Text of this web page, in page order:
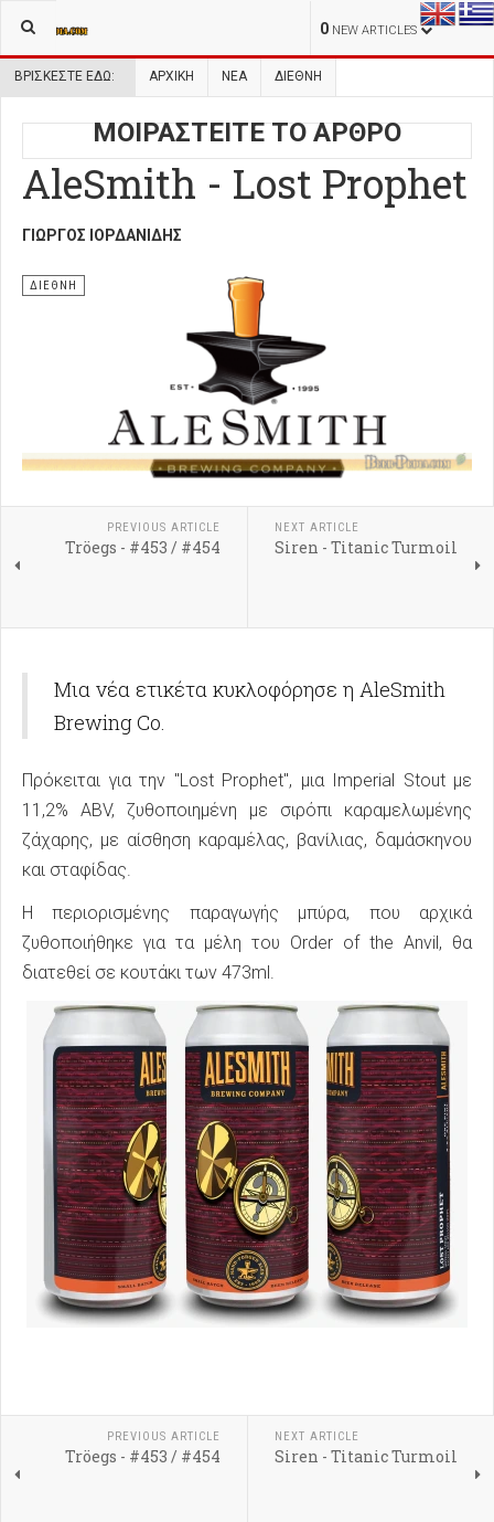
0 NEW ARTICLES
ΒΡΊΣΚΕΣΤΕ ΕΔΏ: ΑΡΧΙΚΉ ΝΕΑ ΔΙΕΘΝΗ
ΜΟΙΡΑΣΤΕΙΤΕ ΤΟ ΑΡΘΡΟ
AleSmith - Lost Prophet
ΓΙΏΡΓΟΣ ΙΟΡΔΑΝΊΔΗΣ
ΔΙΕΘΝΗ
PREVIOUS ARTICLE
Tröegs - #453 / #454
NEXT ARTICLE
Siren - Titanic Turmoil
Μια νέα ετικέτα κυκλοφόρησε η AleSmith
Brewing Co.
Πρόκειται για την "Lost Prophet", μια Imperial Stout με
11,2% ABV, ζυθοποιημένη με σιρόπι καραμελωμένης
ζάχαρης, με αίσθηση καραμέλας, βανίλιας, δαμάσκηνου
και σταφίδας.
Η περιορισμένης παραγωγής μπύρα, που αρχικά
ζυθοποιήθηκε για τα μέλη του Order of the Anvil, θα
διατεθεί σε κουτάκι των 473ml.
PREVIOUS ARTICLE
Tröegs - #453 / #454
NEXT ARTICLE
Siren - Titanic Turmoil